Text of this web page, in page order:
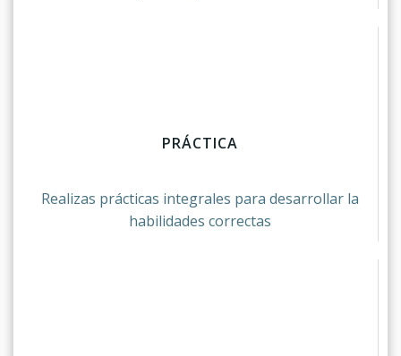
PRÁCTICA
Realizas prácticas integrales para desarrollar la
habilidades correctas